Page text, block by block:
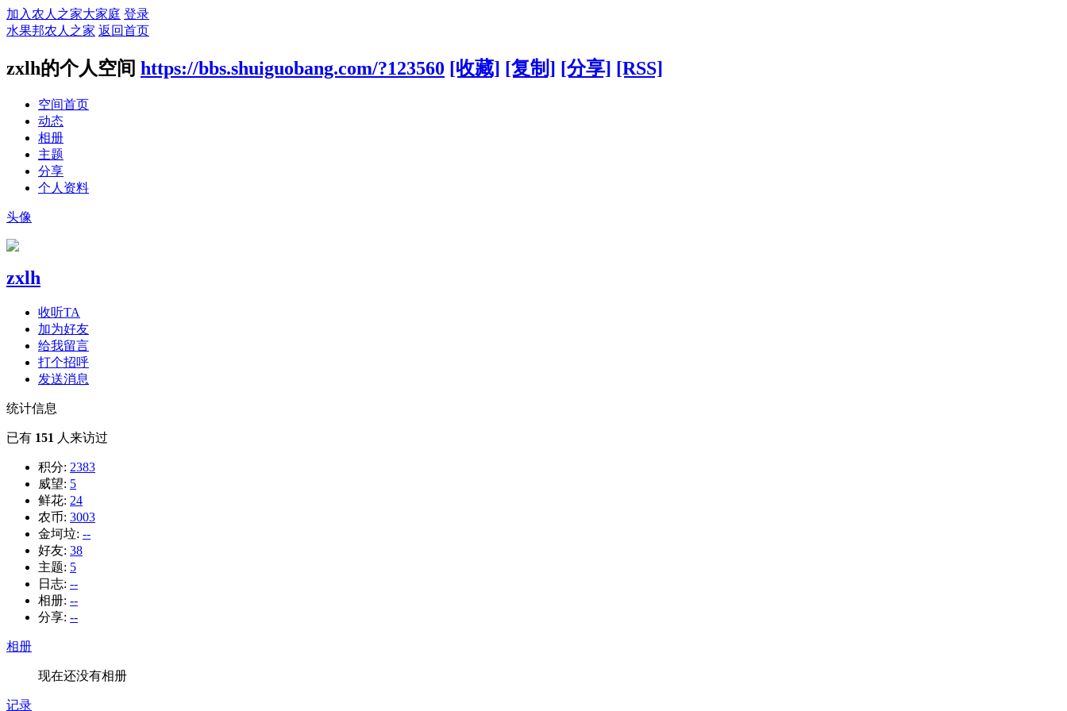
加入农人之家大家庭 登录
水果邦农人之家 返回首页
zxlh的个人空间 https://bbs.shuiguobang.com/?123560 [收藏] [复制] [分享] [RSS]
空间首页
动态
相册
主题
分享
个人资料
头像
zxlh
收听TA
加为好友
给我留言
打个招呼
发送消息
统计信息
已有 151 人来访过
积分: 2383
威望: 5
鲜花: 24
农币: 3003
金坷垃: --
好友: 38
主题: 5
日志: --
相册: --
分享: --
相册
现在还没有相册
记录